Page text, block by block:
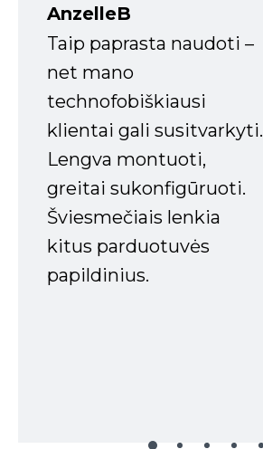
AnzelleB
Taip paprasta naudoti –
net mano
technofobiškiausi
klientai gali susitvarkyti.
Lengva montuoti,
greitai sukonfigūruoti.
Šviesmečiais lenkia
kitus parduotuvės
papildinius.